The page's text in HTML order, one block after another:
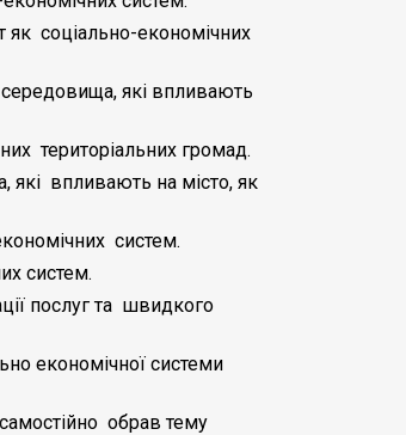
як соціально-економічних
які впливають
територіальних громад.
які впливають на місто, як
систем.
систем.
послуг та швидкого
економічної системи
обрав тему